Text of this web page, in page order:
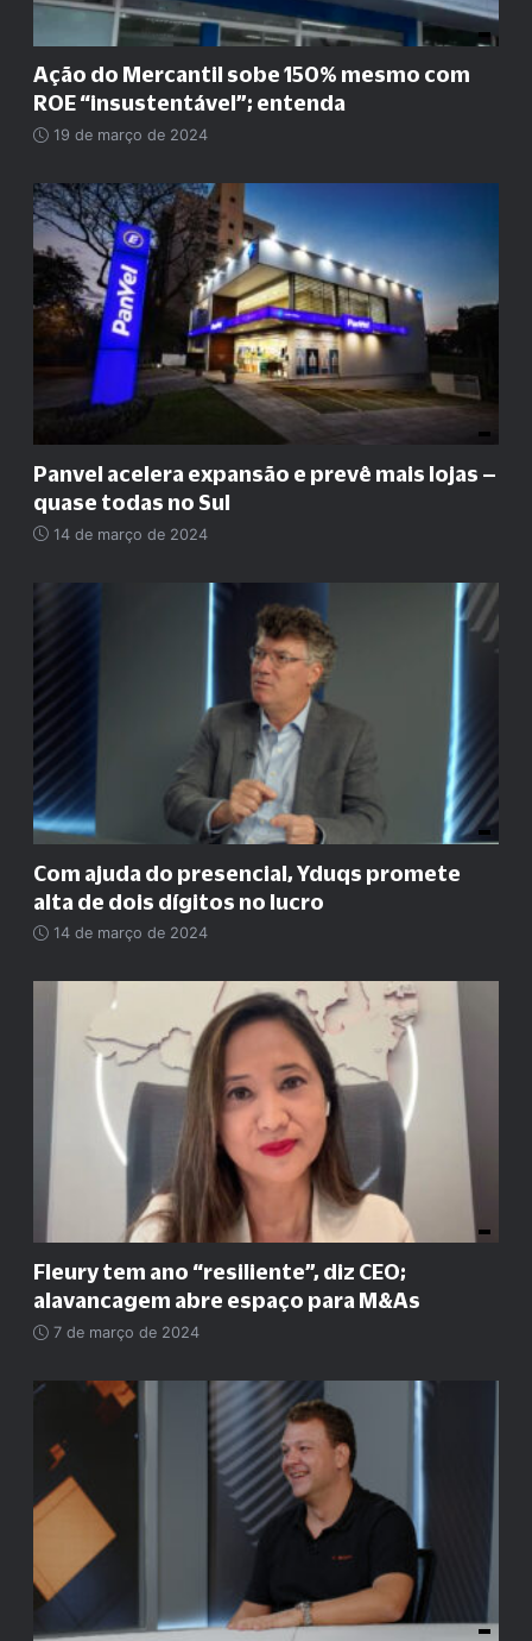
Ação do Mercantil sobe 150% mesmo com
ROE“insustentável”; entenda
19 de março de 2024
Panvel acelera expansão e prevê mais lojas –
quase todas no Sul
14 de março de 2024
Com ajuda do presencial, Yduqs promete
alta de dois dígitos no lucro
14 de março de 2024
Fleury tem ano “resiliente”, diz CEO;
alavancagem abre espaço para M&As
7 de março de 2024